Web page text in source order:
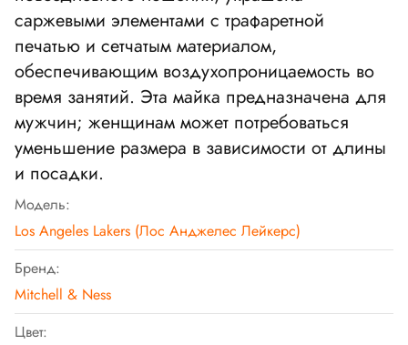
саржевыми элементами с трафаретной
печатью и сетчатым материалом,
обеспечивающим воздухопроницаемость во
время занятий. Эта майка предназначена для
мужчин; женщинам может потребоваться
уменьшение размера в зависимости от длины
и посадки.
Модель:
Los Angeles Lakers (Лос Анджелес Лейкерс)
Бренд:
Mitchell & Ness
Цвет: